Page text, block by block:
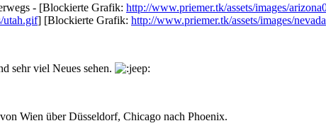
- [Blockierte Grafik: http://www.priemer.tk/assets/images/
utah.gif] [Blockierte Grafik: http://www.priemer.tk/assets/images/
sehr viel Neues sehen.
Wien über Düsseldorf, Chicago nach Phoenix.